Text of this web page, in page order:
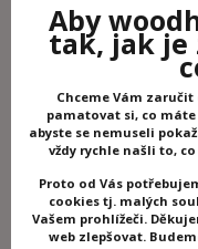
Zboží zařazeno v
Dětské tetování
Djeco
Související
Aby
tak, jak
Chceme Vám
pamatovat si, co
abyste se nemuseli
vždy rychle našli to,
Proto od Vás
cookies tj. malých
Vašem prohlížeči.
web zlepšovat.